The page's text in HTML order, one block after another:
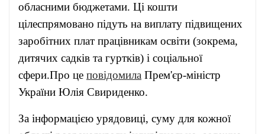
обласними бюджетами. Ці кошти
цілеспрямовано підуть на виплату підвищених
заробітних плат працівникам освіти (зокрема,
дитячих садків та гуртків) і соціальної
сфери.Про це повідомила Прем'єр-міністр
України Юлія Свириденко.
За інформацією урядовиці, суму для кожної